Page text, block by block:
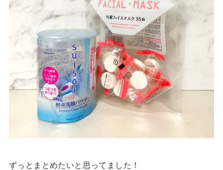
ずっとまとめたいと思ってました！